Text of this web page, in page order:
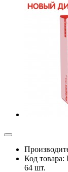
Код товара:
64 шт.